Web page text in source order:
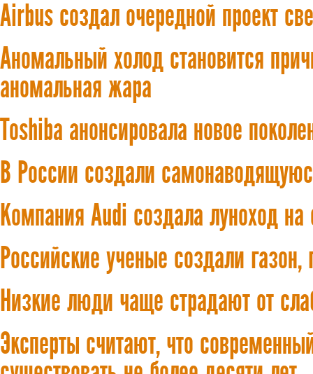
Airbus создал очередной проект
Аномальный холод становится
аномальная жара
Toshiba анонсировала новое
В России создали
Компания Audi создала луноход на
Российские ученые создали
Низкие люди чаще страдают от
Эксперты считают, что